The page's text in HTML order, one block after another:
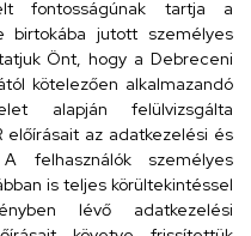
fontosságúnak tartja a
birtokába jutott személyes
Önt, hogy a Debreceni
kötelezően alkalmazandó
alapján felülvizsgálta
az adatkezelési és
felhasználók személyes
is teljes körültekintéssel
lévő adatkezelési